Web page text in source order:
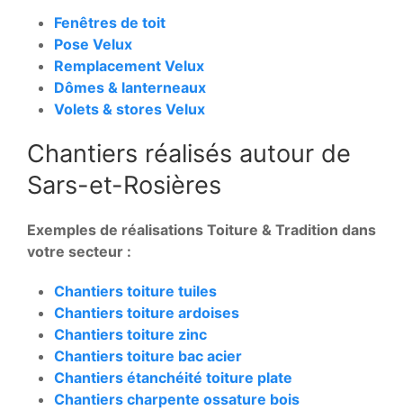
Fenêtres de toit
Pose Velux
Remplacement Velux
Dômes & lanterneaux
Volets & stores Velux
Chantiers réalisés autour de
Sars-et-Rosières
Exemples de réalisations Toiture & Tradition dans
votre secteur :
Chantiers toiture tuiles
Chantiers toiture ardoises
Chantiers toiture zinc
Chantiers toiture bac acier
Chantiers étanchéité toiture plate
Chantiers charpente ossature bois